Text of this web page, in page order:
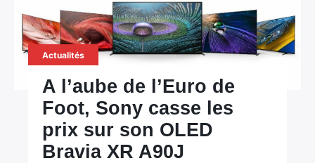
Actualités
A l’aube de l’Euro de
Foot, Sony casse les
prix sur son OLED
Bravia XR A90J